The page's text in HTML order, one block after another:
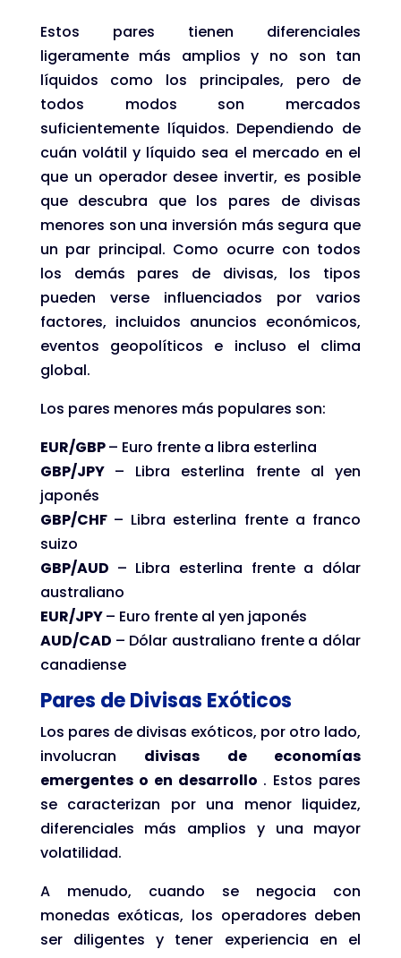
Estos pares tienen diferenciales
ligeramente más amplios y no son tan
líquidos como los principales, pero de
todos modos son mercados
suficientemente líquidos. Dependiendo de
cuán volátil y líquido sea el mercado en el
que un operador desee invertir, es posible
que descubra que los pares de divisas
menores son una inversión más segura que
un par principal. Como ocurre con todos
los demás pares de divisas, los tipos
pueden verse influenciados por varios
factores, incluidos anuncios económicos,
eventos geopolíticos e incluso el clima
global.
Los pares menores más populares son:
EUR/GBP– Euro frente a libra esterlina
GBP/JPY – Libra esterlina frente al yen
japonés
GBP/CHF – Libra esterlina frente a franco
suizo
GBP/AUD – Libra esterlina frente a dólar
australiano
EUR/JPY– Euro frente al yen japonés
AUD/CAD – Dólar australiano frente a dólar
canadiense
Pares de Divisas Exóticos
Los pares de divisas exóticos, por otro lado,
involucran divisas de economías
emergentes o en desarrollo . Estos pares
se caracterizan por una menor liquidez,
diferenciales más amplios y una mayor
volatilidad.
A menudo, cuando se negocia con
monedas exóticas, los operadores deben
ser diligentes y tener experiencia en el